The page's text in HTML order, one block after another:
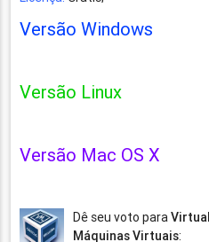
Versão Windows
Versão Linux
Versão Mac OS X
Dê seu voto para
Máquinas Virtuais: